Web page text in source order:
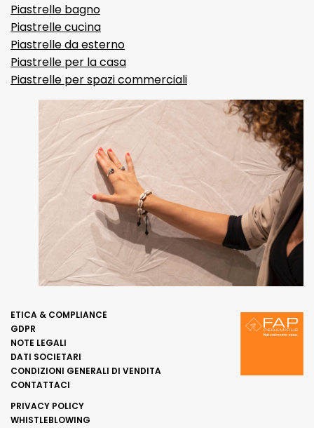
Piastrelle bagno
Piastrelle cucina
Piastrelle da esterno
Piastrelle per la casa
Piastrelle per spazi commerciali
ETICA & COMPLIANCE
GDPR
NOTE LEGALI
DATI SOCIETARI
CONDIZIONI GENERALI DI VENDITA
CONTATTACI
PRIVACY POLICY
WHISTLEBLOWING